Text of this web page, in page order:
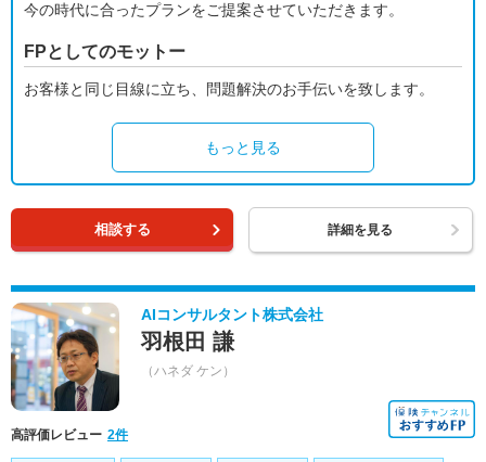
今の時代に合ったプランをご提案させていただきます。
FPとしてのモットー
お客様と同じ目線に立ち、問題解決のお手伝いを致します。
もっと見る
相談する 詳細を見る
AIコンサルタント株式会社
羽根田 謙
（ハネダ ケン）
高評価レビュー 2件